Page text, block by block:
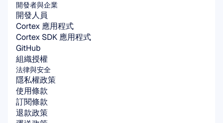
開發者與企業
開發人員
Cortex 應用程式
Cortex SDK 應用程式
GitHub
組織授權
法律與安全
隱私權政策
使用條款
訂閱條款
退款政策